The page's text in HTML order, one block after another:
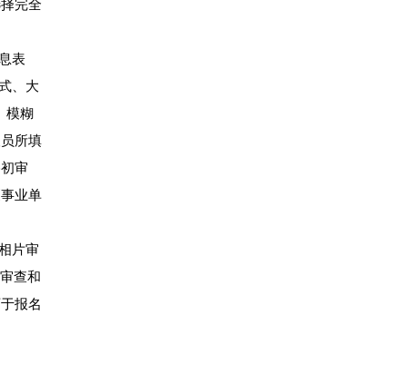
完全
表
、大
模糊
所填
审
业单
片审
查和
报名